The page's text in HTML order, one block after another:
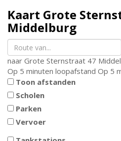
Kaart Grote
Middelburg
naar Grote Sternstraat 47
Op 5 minuten loopafstand Op 5
Toon afstanden
Scholen
Parken
Vervoer